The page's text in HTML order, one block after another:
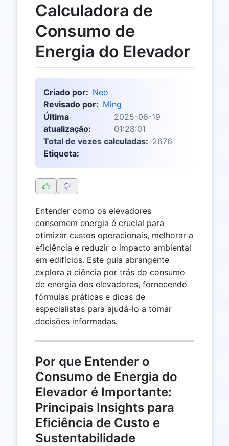
Calculadora de
Consumo de
Energia do Elevador
Criado por: Neo
Revisado por: Ming
Última
atualização:
2025-06-19
01:28:01
Total de vezes calculadas: 2676
Etiqueta:
Entender como os elevadores
consomem energia é crucial para
otimizar custos operacionais, melhorar a
eficiência e reduzir o impacto ambiental
em edifícios. Este guia abrangente
explora a ciência por trás do consumo
de energia dos elevadores, fornecendo
fórmulas práticas e dicas de
especialistas para ajudá-lo a tomar
decisões informadas.
Por que Entender o
Consumo de Energia do
Elevador é Importante:
Principais Insights para
Eficiência de Custo e
Sustentabilidade